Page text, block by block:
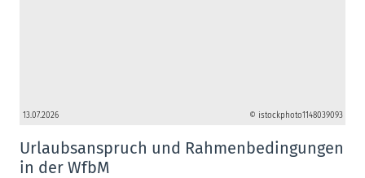
13.07.2026 © istockphoto1148039093
Urlaubsanspruch und Rahmenbedingungen
in der WfbM